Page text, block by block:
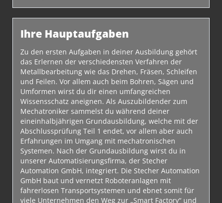
Ihre Hauptaufgaben
Zu den ersten Aufgaben in deiner Ausbildung gehört
das Erlernen der verschiedensten Verfahren der
Metallbearbeitung wie das Drehen, Fräsen, Schleifen
und Feilen. Vor allem auch beim Bohren, Sägen und
Umformen wirst du dir einen umfangreichen
Wissensschatz aneignen. Als Auszubildender zum
Mechatroniker sammelst du während deiner
eineinhalbjährigen Grundausbildung, welche mit der
Abschlussprüfung Teil 1 endet, vor allem aber auch
Erfahrungen im Umgang mit mechatronischen
Systemen. Nach der Grundausbildung wirst du in
unserer Automatisierungsfirma, der Stecher
Automation GmbH, integriert. Die Stecher Automation
GmbH baut und vernetzt Roboteranlagen mit
fahrerlosen Transportsystemen und ebnet somit für
viele Unternehmen den Weg zur „Smart Factory“ und